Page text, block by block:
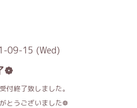
09-15 (Wed)
❁
付終了致しました。
とうございました❁